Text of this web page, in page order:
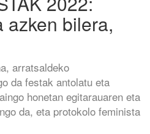
azken bilera,
arratsaldeko
da festak antolatu eta
honetan egitarauaren eta
da, eta protokolo feminista